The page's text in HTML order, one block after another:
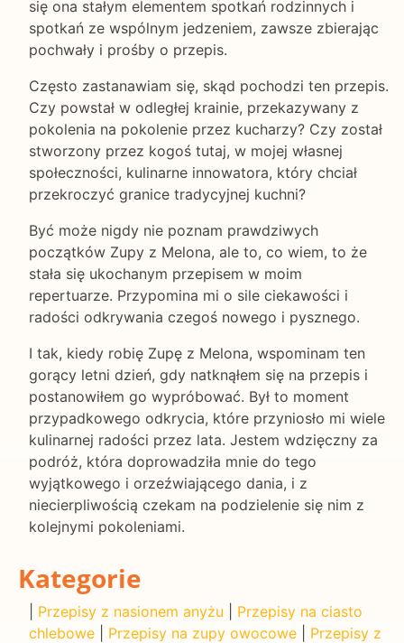
się ona stałym elementem spotkań rodzinnych i
spotkań ze wspólnym jedzeniem, zawsze zbierając
pochwały i prośby o przepis.
Często zastanawiam się, skąd pochodzi ten przepis.
Czy powstał w odległej krainie, przekazywany z
pokolenia na pokolenie przez kucharzy? Czy został
stworzony przez kogoś tutaj, w mojej własnej
społeczności, kulinarne innowatora, który chciał
przekroczyć granice tradycyjnej kuchni?
Być może nigdy nie poznam prawdziwych
początków Zupy z Melona, ale to, co wiem, to że
stała się ukochanym przepisem w moim
repertuarze. Przypomina mi o sile ciekawości i
radości odkrywania czegoś nowego i pysznego.
I tak, kiedy robię Zupę z Melona, wspominam ten
gorący letni dzień, gdy natknąłem się na przepis i
postanowiłem go wypróbować. Był to moment
przypadkowego odkrycia, które przyniosło mi wiele
kulinarnej radości przez lata. Jestem wdzięczny za
podróż, która doprowadziła mnie do tego
wyjątkowego i orzeźwiającego dania, i z
niecierpliwością czekam na podzielenie się nim z
kolejnymi pokoleniami.
Kategorie
Przepisy z nasionem anyżu
Przepisy na ciasto
chlebowe
Przepisy na zupy owocowe
Przepisy z